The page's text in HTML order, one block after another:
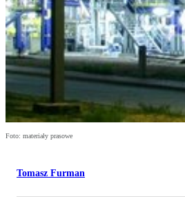
Foto: materiały prasowe
Tomasz Furman